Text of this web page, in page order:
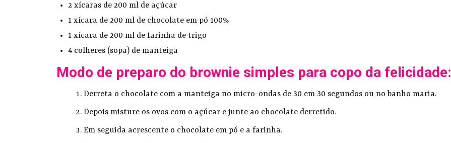
2 xícaras de 200 ml de açúcar
1 xícara de 200 ml de chocolate em pó 100%
1 xícara de 200 ml de farinha de trigo
4 colheres (sopa) de manteiga
Modo de preparo do brownie simples para copo da felicidade:
Derreta o chocolate com a manteiga no micro-ondas de 30 em 30 segundos ou no banho maria.
Depois misture os ovos com o açúcar e junte ao chocolate derretido.
Em seguida acrescente o chocolate em pó e a farinha.